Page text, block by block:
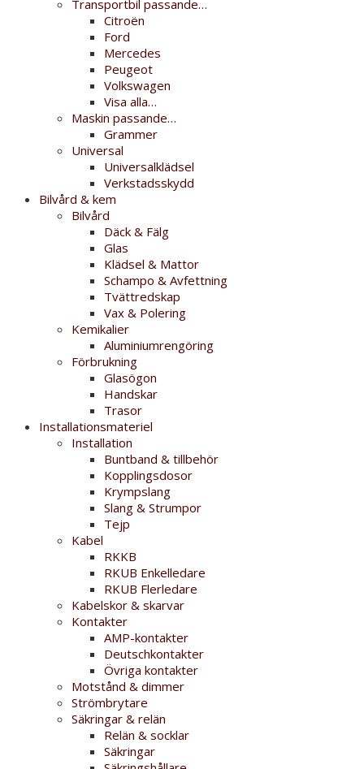
Transportbil passande…
Citroën
Ford
Mercedes
Peugeot
Volkswagen
Visa alla…
Maskin passande…
Grammer
Universal
Universalklädsel
Verkstadsskydd
Bilvård & kem
Bilvård
Däck & Fälg
Glas
Klädsel & Mattor
Schampo & Avfettning
Tvättredskap
Vax & Polering
Kemikalier
Aluminiumrengöring
Förbrukning
Glasögon
Handskar
Trasor
Installationsmateriel
Installation
Buntband & tillbehör
Kopplingsdosor
Krympslang
Slang & Strumpor
Tejp
Kabel
RKKB
RKUB Enkelledare
RKUB Flerledare
Kabelskor & skarvar
Kontakter
AMP-kontakter
Deutschkontakter
Övriga kontakter
Motstånd & dimmer
Strömbrytare
Säkringar & relän
Relän & socklar
Säkringar